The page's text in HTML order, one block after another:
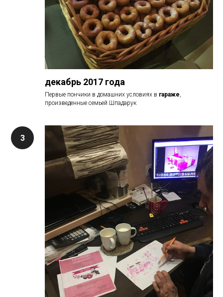
декабрь 2017 года
Первые пончики в домашних условиях в гараже,
произведенные семьей Шпадарук